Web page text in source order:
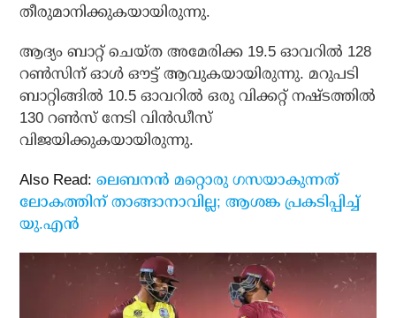
തീരുമാനിക്കുകയായിരുന്നു.
ആദ്യം ബാറ്റ് ചെയ്ത അമേരിക്ക 19.5 ഓവറില്‍ 128
റണ്‍സിന് ഓള്‍ ഔട്ട് ആവുകയായിരുന്നു. മറുപടി
ബാറ്റിങ്ങില്‍ 10.5 ഓവറില്‍ ഒരു വിക്കറ്റ് നഷ്ടത്തില്‍
130 റണ്‍സ് നേടി വിന്‍ഡീസ്
വിജയിക്കുകയായിരുന്നു.
Also Read:ലെബനന്‍ മറ്റൊരു ഗസയാകുന്നത്
ലോകത്തിന് താങ്ങാനാവില്ല; ആശങ്ക പ്രകടിപ്പിച്ച്
യു.എന്‍